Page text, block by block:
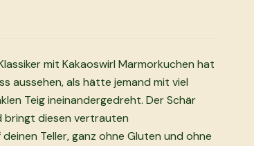
mit Kakaoswirl Marmorkuchen hat
aussehen, als hätte jemand mit viel
Teig ineinandergedreht. Der Schär
bringt diesen vertrauten
Teller, ganz ohne Gluten und ohne